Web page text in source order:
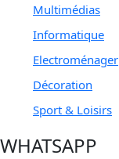
Multimédias
Informatique
Electroménager
Décoration
Sport & Loisirs
WHATSAPP